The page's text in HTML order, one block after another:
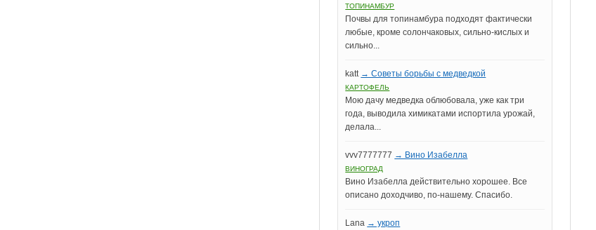
ТОПИНАМБУР
Почвы для топинамбура подходят фактически
любые, кроме солончаковых, сильно-кислых и
сильно...
katt → Советы борьбы с медведкой
КАРТОФЕЛЬ
Мою дачу медведка облюбовала, уже как три
года, выводила химикатами испортила урожай,
делала...
vvv7777777 → Вино Изабелла
ВИНОГРАД
Вино Изабелла действительно хорошее. Все
описано доходчиво, по-нашему. Спасибо.
Lana → укроп